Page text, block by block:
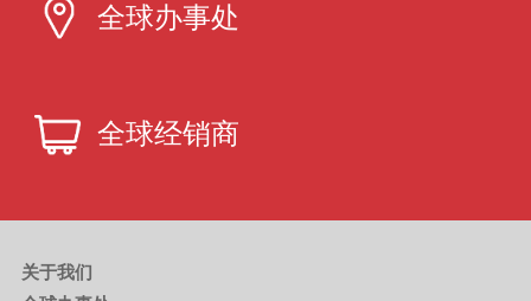
全球办事处
全球经销商
关于我们